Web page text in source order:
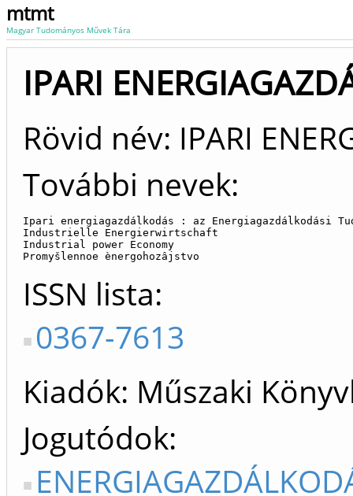
mtmt
Magyar Tudományos Művek Tára
IPARI
Rövid név: IPARI
További nevek:
Ipari energiagazdálkodás : az Energiagazdálkodási
Industrielle Energierwirtschaft
Industrial power Economy
Promyšlennoe ènergohozâjstvo
ISSN lista
0367-7613
Kiadók Műszaki
Jogutódok